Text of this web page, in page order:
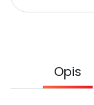
Opis